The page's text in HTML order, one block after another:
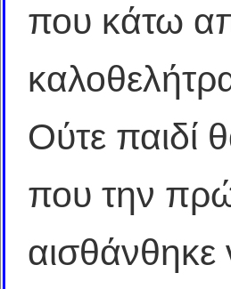
που κάτω
καλοθελήτρα
Ούτε παιδί
που την
αισθάνθηκε